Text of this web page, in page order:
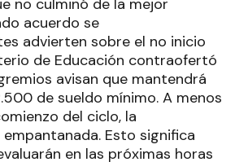
no culminó de la mejor
acuerdo se
advierten sobre el no inicio
de Educación contraofertó
avisan que mantendrá
de sueldo mínimo. A menos
del ciclo, la
Esto significa
en las próximas horas